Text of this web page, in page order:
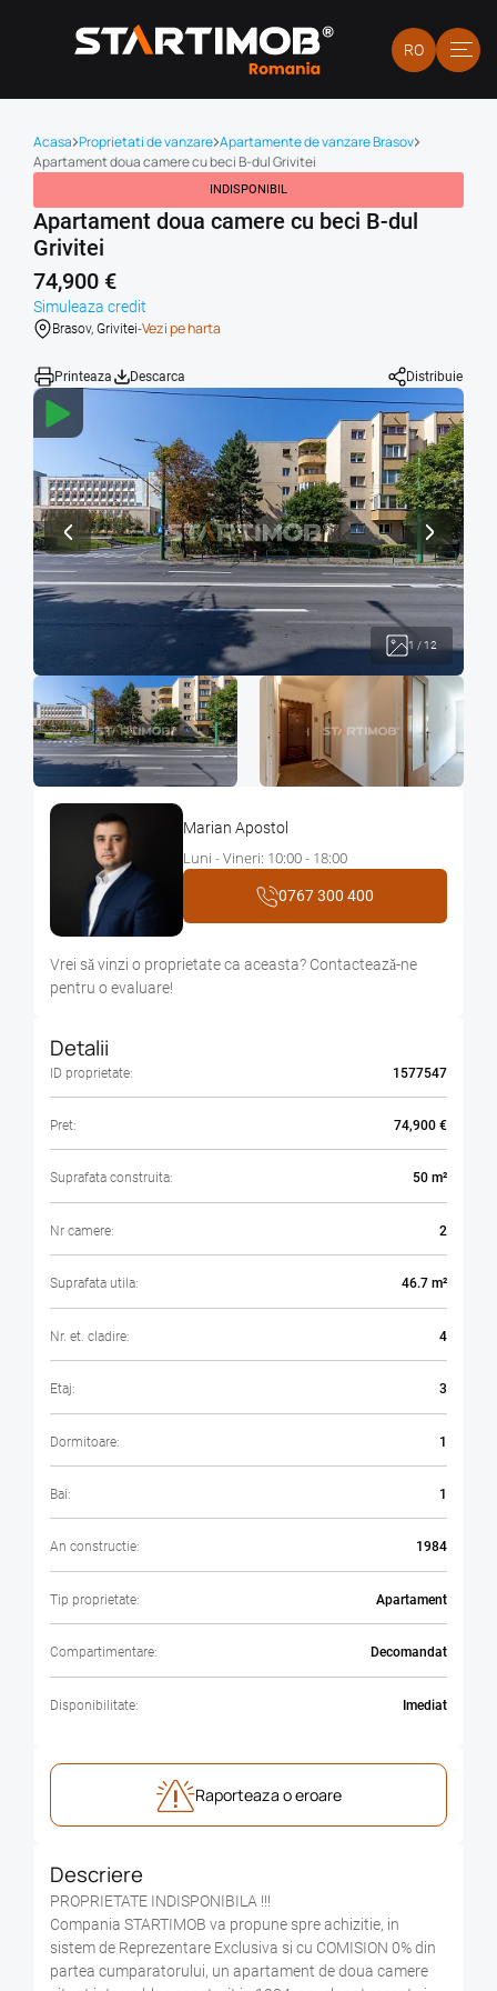
RO
Acasa Proprietati de vanzare Apartamente de vanzare Brasov
Apartament doua camere cu beci B-dul Grivitei
INDISPONIBIL
Apartament doua camere cu beci B-dul
Grivitei
74,900 €
Simuleaza credit
Brasov, Grivitei-Vezi pe harta
Printeaza Descarca Distribuie
1 /12
Marian Apostol
Luni - Vineri: 10:00 - 18:00
0767 300 400
Vrei sǎ vinzi o proprietate ca aceasta? Contacteazǎ-ne
pentru o evaluare!
Detalii
ID proprietate: 1577547
Pret: 74,900 €
Suprafata construita: 50 m²
Nr camere: 2
Suprafata utila: 46.7 m²
Nr. et. cladire: 4
Etaj: 3
Dormitoare: 1
Bai: 1
An constructie: 1984
Tip proprietate: Apartament
Compartimentare: Decomandat
Disponibilitate: Imediat
Raporteaza o eroare
Descriere
PROPRIETATE INDISPONIBILA !!!
Compania STARTIMOB va propune spre achizitie, in
sistem de Reprezentare Exclusiva si cu COMISION 0% din
partea cumparatorului, un apartament de doua camere